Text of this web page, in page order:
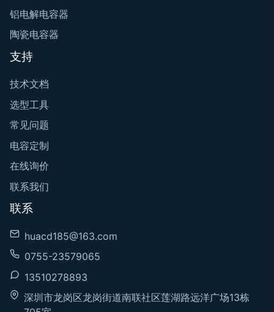
铝电解电容器
陶瓷电容器
支持
技术文档
选型工具
常见问题
电容定制
在线询价
联系我们
联系
huacd185@163.com
0755-23579065
13510278893
深圳市龙岗区龙岗街道南联社区莲湖路远洋广场13栋